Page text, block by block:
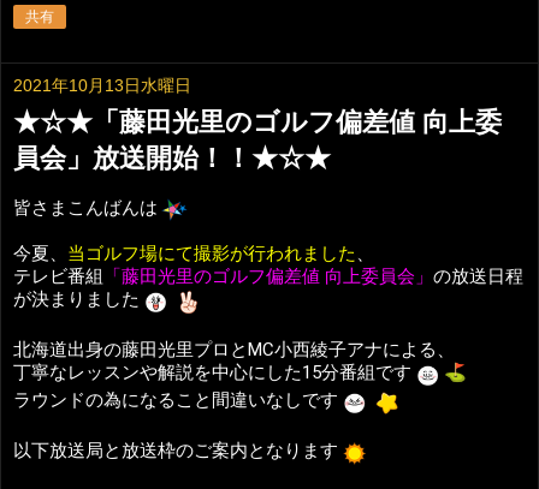
共有
2021年10月13日水曜日
★☆★「藤田光里のゴルフ偏差値 向上委
員会」放送開始！！★☆★
皆さまこんばんは
今夏、 当ゴルフ場にて撮影が行われました 、
テレビ番組
「藤田光里のゴルフ偏差値 向上委員会」 の放送日程
が決まりました
北海道出身の藤田光里プロとMC小西綾子アナによる、
丁寧なレッスンや解説を中心にした15分番組です
⛳️
ラウンドの為になること間違いなしです
以下放送局と放送枠のご案内となります